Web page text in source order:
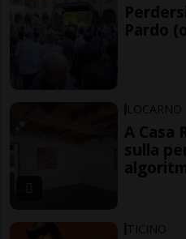
Pardo
LOCARNO
A Casa
sulla
TICINO